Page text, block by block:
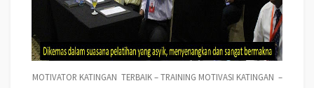
MOTIVATOR KATINGAN TERBAIK – TRAINING MOTIVASI KATINGAN –